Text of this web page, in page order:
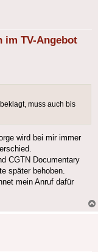
im TV-Angebot
muss auch bis
wird bei mir immer
CGTN Documentary
später behoben.
mein Anruf dafür